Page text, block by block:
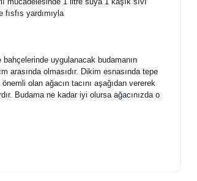
yardımıyla
uygulanacak budamanın
olmasıdır. Dikim esnasında tepe
olan ağacın tacını aşağıdan vererek
Budama ne kadar iyi olursa ağacınızda o